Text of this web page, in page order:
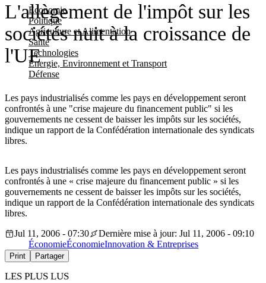
Economie
Politique
Agriculture et Alimentation
Santé
Technologies
Energie, Environnement et Transport
Défense
L'allègement de l'impôt sur les
sociétés nuit à la croissance de
l'UE
Les pays industrialisés comme les pays en développement seront
confrontés à une "crise majeure du financement public" si les
gouvernements ne cessent de baisser les impôts sur les sociétés,
indique un rapport de la Confédération internationale des syndicats
libres.
Les pays industrialisés comme les pays en développement seront
confrontés à une « crise majeure du financement public » si les
gouvernements ne cessent de baisser les impôts sur les sociétés,
indique un rapport de la Confédération internationale des syndicats
libres.
Jul 11, 2006 - 07:30
Dernière mise à jour: Jul 11, 2006 - 09:10
ÉconomieÉconomieInnovation & Entreprises
Print Partager
LES PLUS LUS